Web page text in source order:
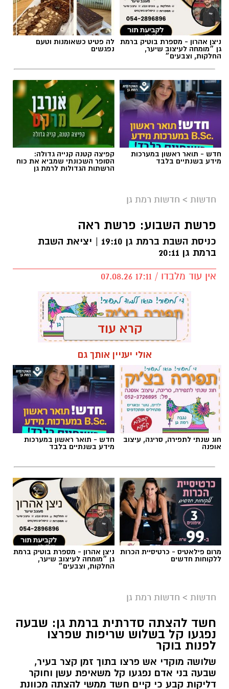
ניצן אהרון - מספרת בוטיק ברמת
גן ״מומחה לעיצוב שיער,
החלקות, וצבעים״
לה פטיט כשאומנות וטעם
נפגשים
חדש - תואר ראשון במערכות
מידע בשנתיים בלבד
קפיצה קטנה קנייה גדולה:
הסופר השכונתי שמביא את כוח
הרשתות הגדולות לרמת גן
חדשות > חדשות רמת גן
פרשת השבוע: פרשת ראה
כניסת השבת ברמת גן 19:10 | יציאת השבת
ברמת גן 20:11
אין עוד מלבדו / 17:11 07.08.26
פרשת השבוע, זמני כניסת השבת ברמת גן
אילוסטרציה AI
הברכה מתחילה הרבה לפני הנס
לרפואה.
לפרנסה.
לילדים.
לזיווג.
אנחנו משוכנעים שהברכה תגיע ביום שבו המציאות
תשתנה.
קרא עוד
אולי יעניין אותך גם
חוג שנתי לתפירה, סריגה, עיצוב
אופנה
חדש - תואר ראשון במערכות
מידע בשנתיים בלבד
מרום פילאטיס - כרטיסיית הכרות
ללקוחות חדשים
ניצן אהרון - מספרת בוטיק ברמת
גן ״מומחה לעיצוב שיער,
החלקות, וצבעים״
חדשות > חדשות רמת גן
חשד להצתה סדרתית ברמת גן: שבעה
נפגעו קל בשלוש שריפות שפרצו
לפנות בוקר
שלושה מוקדי אש פרצו בתוך זמן קצר בעיר,
שבעה בני אדם נפגעו קל משאיפת עשן וחוקר
דליקות קבע כי קיים חשד ממשי להצתה מכוונת